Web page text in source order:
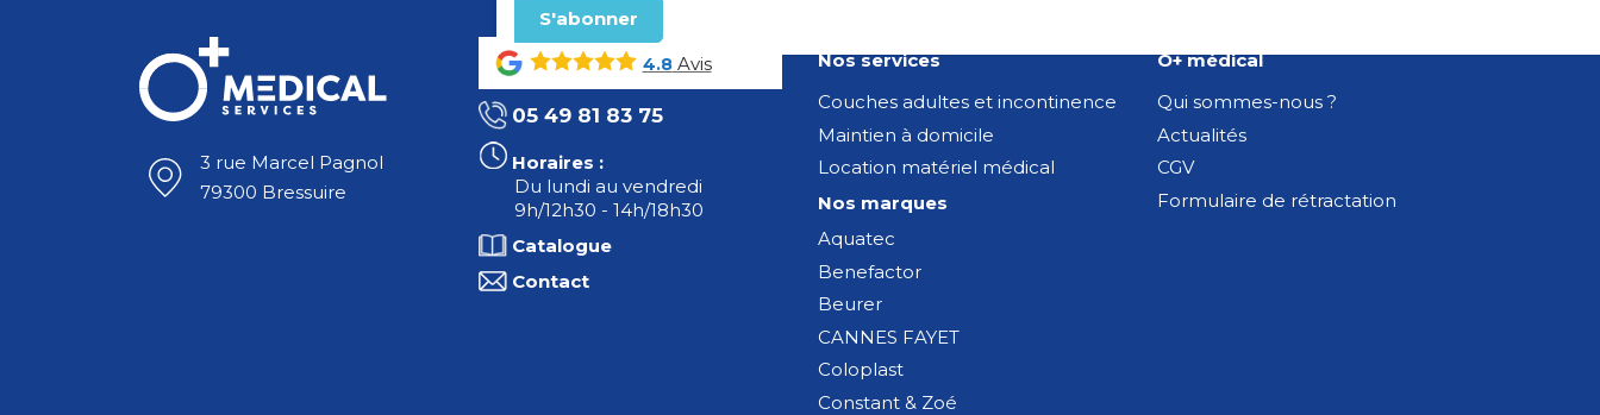
3 rue Marcel Pagnol
79300 Bressuire
4.8Avis
05 49 81 83 75
Horaires :
Du lundi au vendredi
9h/12h30 - 14h/18h30
Catalogue
Contact
Nos services
Couches adultes et incontinence
Maintien à domicile
Location matériel médical
Nos marques
Aquatec
Benefactor
Beurer
CANNES FAYET
Coloplast
Constant & Zoé
O+ médical
Qui sommes-nous ?
Actualités
CGV
Formulaire de rétractation